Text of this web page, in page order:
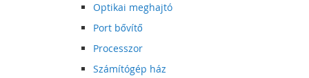
Optikai meghajtó
Port bővítő
Processzor
Számítógép ház